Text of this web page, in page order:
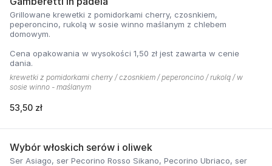
Grillowane krewetki z pomidorkami cherry, czosnkiem,
peperoncino, rukolą w sosie winno maślanym z chlebem
domowym.
Cena opakowania w wysokości 1,50 zł jest zawarta w cenie
dania.
krewetki z pomidorkami cherry / czosnkiem / peperoncino / rukolą / w
sosie winno - maślanym
53,50 zł
Wybór włoskich serów i oliwek
Ser Asiago, ser Pecorino Rosso Sikano, Pecorino Ubriaco, ser